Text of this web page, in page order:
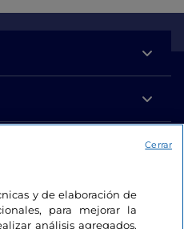
y de elaboración de
para mejorar la
análisis agregados.
Cerrar